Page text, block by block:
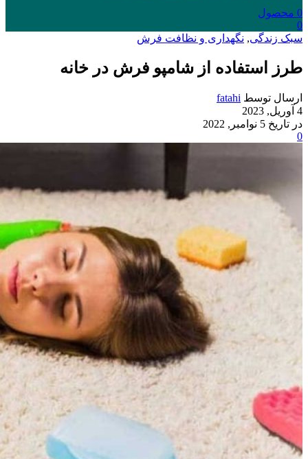
0 محصول
0
سبک زندگی, نگهداری و نظافت فرش
طرز استفاده از شامپو فرش در خانه
ارسال توسط fatahi
4 آوریل, 2023
در تاریخ 5 نوامبر, 2022
0